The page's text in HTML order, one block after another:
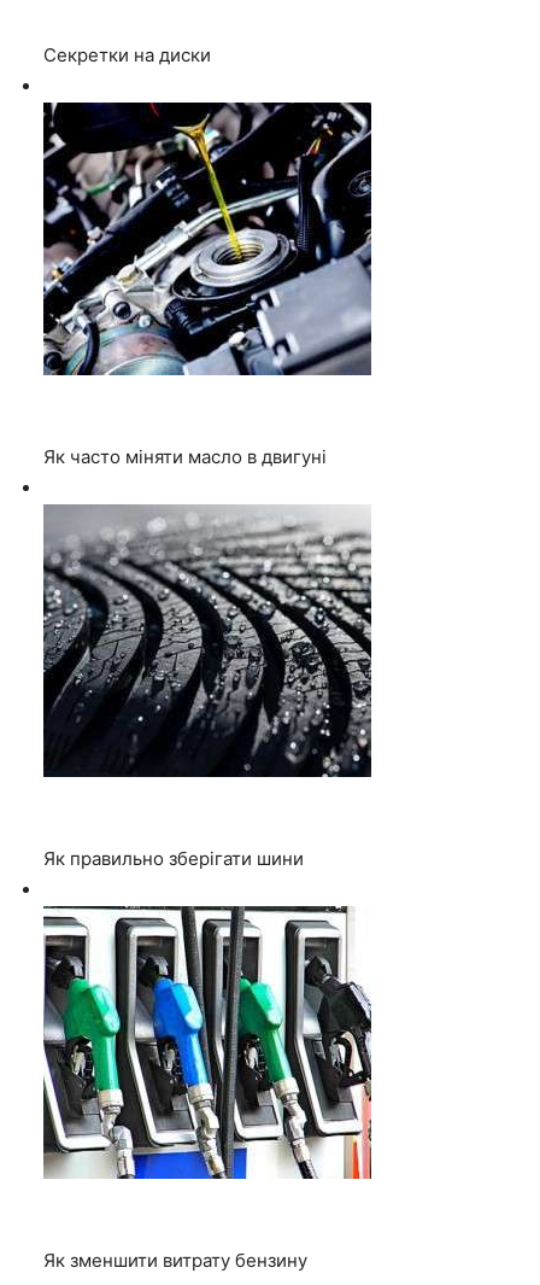
Секретки на диски
Як часто міняти масло в двигуні
Як правильно зберігати шини
Як зменшити витрату бензину